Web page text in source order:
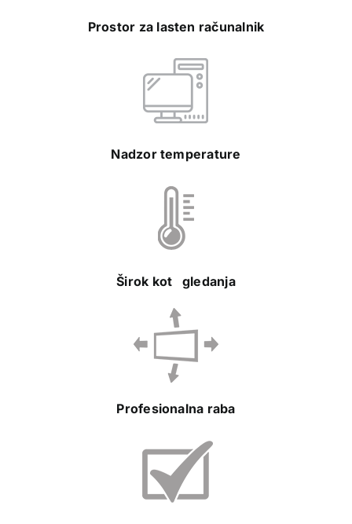
Prostor za lasten računalnik
Nadzor temperature
Širok kot gledanja
Profesionalna raba